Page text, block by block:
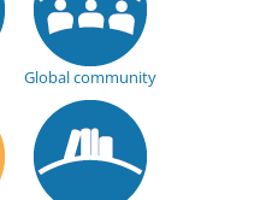
Global community